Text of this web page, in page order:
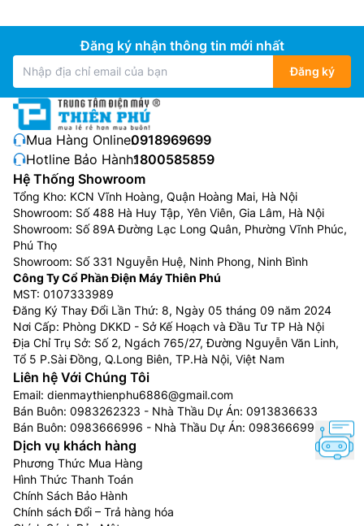
Đăng ký nhận thông tin mới nhất
Đăng ký
Mua Hàng Online:0918969699
Hotline Bảo Hành:1800585859
Hệ Thống Showroom
Tổng Kho: KCN Vĩnh Hoàng, Quận Hoàng Mai, Hà Nội
Showroom: Số 488 Hà Huy Tập, Yên Viên, Gia Lâm, Hà Nội
Showroom: Số 89A Đường Lạc Long Quân, Phường Vĩnh Phúc,
Phú Thọ
Showroom: Số 331 Nguyễn Huệ, Ninh Phong, Ninh Bình
Công Ty Cổ Phần Điện Máy Thiên Phú
MST: 0107333989
Đăng Ký Thay Đổi Lần Thứ: 8, Ngày 05 tháng 09 năm 2024
Nơi Cấp: Phòng DKKD - Sở Kế Hoạch và Đầu Tư TP Hà Nội
Địa Chỉ Trụ Sở: Số 2, Ngách 765/27, Đường Nguyễn Văn Linh,
Tổ 5 P.Sài Đồng, Q.Long Biên, TP.Hà Nội, Việt Nam
Liên hệ Với Chúng Tôi
Email: dienmaythienphu6886@gmail.com
Bán Buôn: 0983262323 - Nhà Thầu Dự Án: 0913836633
Bán Buôn: 0983666996 - Nhà Thầu Dự Án: 0983666996
Dịch vụ khách hàng
Phương Thức Mua Hàng
Hình Thức Thanh Toán
Chính Sách Bảo Hành
Chính sách Đổi – Trả hàng hóa